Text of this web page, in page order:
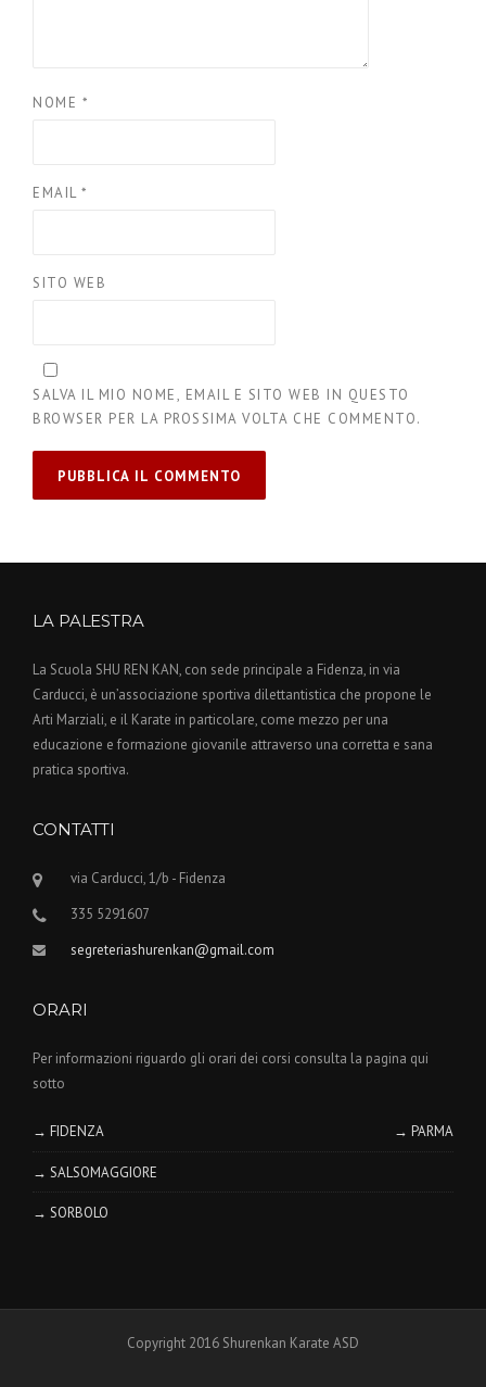
NOME *
EMAIL *
SITO WEB
SALVA IL MIO NOME, EMAIL E SITO WEB IN QUESTO
BROWSER PER LA PROSSIMA VOLTA CHE COMMENTO.
LA PALESTRA
La Scuola SHU REN KAN, con sede principale a Fidenza, in via
Carducci, è un’associazione sportiva dilettantistica che propone le
Arti Marziali, e il Karate in particolare, come mezzo per una
educazione e formazione giovanile attraverso una corretta e sana
pratica sportiva.
CONTATTI
via Carducci, 1/b - Fidenza
335 5291607
segreteriashurenkan@gmail.com
ORARI
Per informazioni riguardo gli orari dei corsi consulta la pagina qui
sotto
→ FIDENZA → PARMA
→ SALSOMAGGIORE
→ SORBOLO
Copyright 2016 Shurenkan Karate ASD